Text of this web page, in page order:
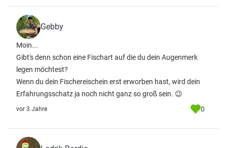
Gebby
Moin...
Gibt's denn schon eine Fischart auf die du dein Augenmerk
legen möchtest?
Wenn du dein Fischereischein erst erworben hast, wird dein
Erfahrungsschatz ja noch nicht ganz so groß sein. 😉
vor 3 Jahre 0